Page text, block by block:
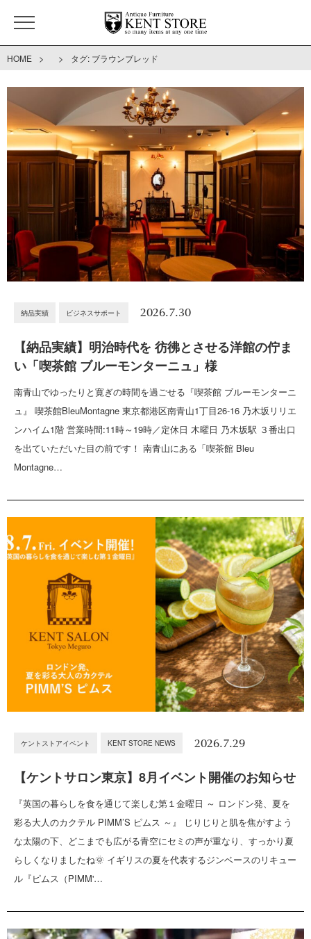
HOME > > タグ: ブラウンブレッド
納品実績 ビジネスサポート 2026.7.30
【納品実績】明治時代を 彷彿とさせる洋館の佇ま
い「喫茶館 ブルーモンターニュ」様
南青山でゆったりと寛ぎの時間を過ごせる『喫茶館 ブルーモンターニ
ュ』 喫茶館BleuMontagne 東京都港区南青山1丁目26-16 乃木坂リリエ
ンハイム1階 営業時間:11時～19時／定休日 木曜日 乃木坂駅 ３番出口
を出ていただいた目の前です！ 南青山にある「喫茶館 Bleu
Montagne…
ケントストアイベント KENT STORE NEWS 2026.7.29
【ケントサロン東京】8月イベント開催のお知らせ
『英国の暮らしを食を通じて楽しむ第１金曜日 ～ ロンドン発、夏を
彩る大人のカクテル PIMM’S ピムス ～』 じりじりと肌を焦がすよう
な太陽の下、どこまでも広がる青空にセミの声が重なり、すっかり夏
らしくなりましたね🌞 イギリスの夏を代表するジンベースのリキュー
ル『ピムス（PIMM'…